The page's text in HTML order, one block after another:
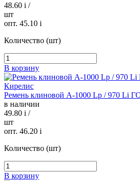
48.60 i /
шт
опт. 45.10 i
Количество (шт)
В корзину
Ремень клиновой А-1000 Lp / 970 Li
в наличии
49.80 i /
шт
опт. 46.20 i
Количество (шт)
В корзину